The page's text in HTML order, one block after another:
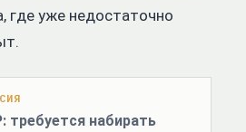
где уже недостаточно
требуется набирать